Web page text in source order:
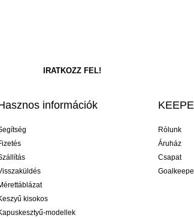
információk
kisokos
modellek
Rólunk
Áruház
Csapat